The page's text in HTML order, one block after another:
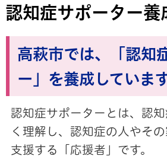
認知症サポーター養
高萩市では、「認知
ー」を養成しています
認知症サポーターとは、認
く理解し、認知症の人やその
支援する「応援者」です。